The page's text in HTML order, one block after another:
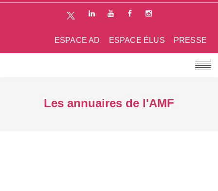
PRESSE
ESPACE ÉLUS
ESPACE AD
Les annuaires de l'AMF